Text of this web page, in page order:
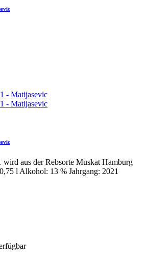
wird aus der Rebsorte Muskat Hamburg
l Alkohol: 13 % Jahrgang: 2021